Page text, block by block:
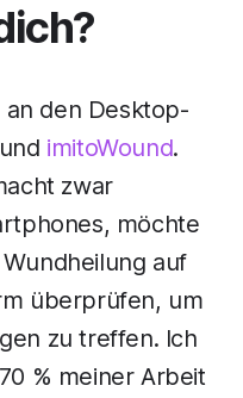
den Desktop-
und imitoWound.
zwar
möchte
auf
überprüfen, um
zu treffen. Ich
% meiner Arbeit